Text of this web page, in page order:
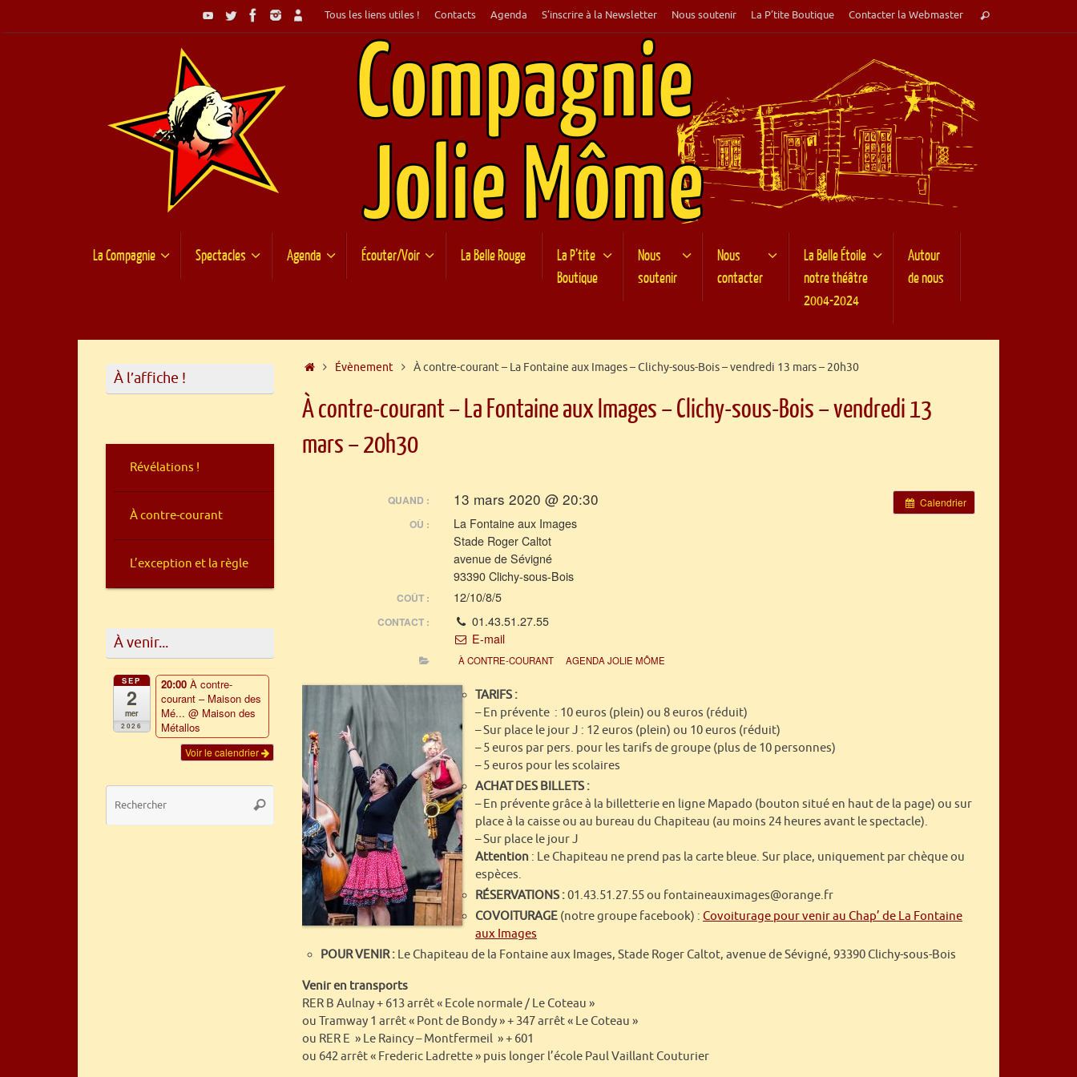
Tous les liens utiles ! Contacts Agenda S’inscrire à la Newsletter Nous soutenir La P’tite Boutique Contacter la Webmaster Rechercher
La Compagnie Spectacles Agenda Écouter/Voir La Belle Rouge
La P’tite
Boutique
Nous
soutenir
Nous
contacter
La Belle Étoile
notre théâtre
2004-2024
Autour
de nous
Accueil
Évènement À contre-courant – La Fontaine aux Images – Clichy-sous-Bois – vendredi 13 mars – 20h30
À contre-courant – La Fontaine aux Images – Clichy-sous-Bois – vendredi 13
mars – 20h30
Calendrier
QUAND : 13 mars 2020 @ 20:30
OÙ :
La Fontaine aux Images
Stade Roger Caltot
avenue de Sévigné
93390 Clichy-sous-Bois
COÛT : 12/10/8/5
CONTACT :
01.43.51.27.55
E-mail
À CONTRE-COURANT AGENDA JOLIE MÔME
TARIFS :
– En prévente : 10 euros (plein) ou 8 euros (réduit)
– Sur place le jour J : 12 euros (plein) ou 10 euros (réduit)
– 5 euros par pers. pour les tarifs de groupe (plus de 10 personnes)
– 5 euros pour les scolaires
ACHAT DES BILLETS :
– En prévente grâce à la billetterie en ligne Mapado (bouton situé en haut de la page) ou sur
place à la caisse ou au bureau du Chapiteau (au moins 24 heures avant le spectacle).
– Sur place le jour J
Attention : Le Chapiteau ne prend pas la carte bleue. Sur place, uniquement par chèque ou
espèces.
RÉSERVATIONS :01.43.51.27.55 ou fontaineauximages@orange.fr
COVOITURAGE (notre groupe facebook) : Covoiturage pour venir au Chap’ de La Fontaine
aux Images
POUR VENIR : Le Chapiteau de la Fontaine aux Images, Stade Roger Caltot, avenue de Sévigné, 93390 Clichy-sous-Bois
Venir en transports
RER B Aulnay + 613 arrêt « Ecole normale / Le Coteau »
ou Tramway 1 arrêt « Pont de Bondy » + 347 arrêt « Le Coteau »
ou RER E » Le Raincy – Montfermeil » + 601
ou 642 arrêt « Frederic Ladrette » puis longer l’école Paul Vaillant Couturier
À l’affiche !
Révélations !
À contre-courant
L’exception et la règle
À venir...
SEP
2
mer
2026
20:00 À contre-
courant – Maison des
Mé... @ Maison des
Métallos
Voir le calendrier
Recherche
:
Rechercher